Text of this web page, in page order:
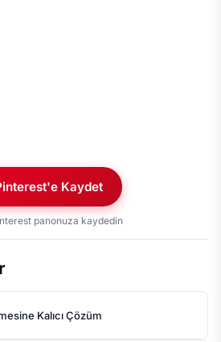
Kaydet
panonuza kaydedin
Kalıcı Çözüm